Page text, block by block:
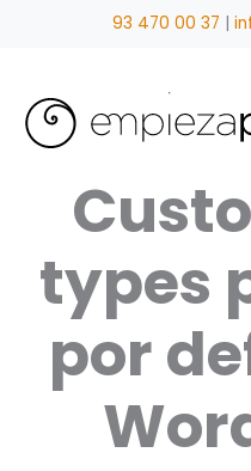
93 470 00 37 |
types
por